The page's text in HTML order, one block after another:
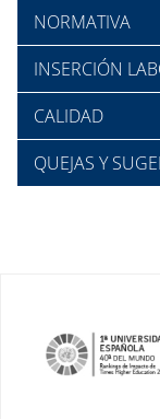
NORMATIVA
INSERCIÓN
CALIDAD
QUEJAS Y